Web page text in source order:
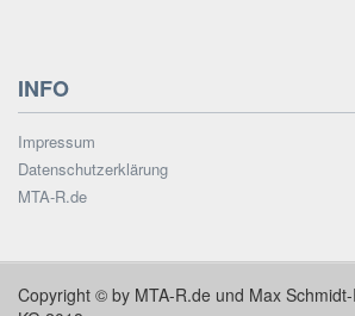
INFO
Impressum
Datenschutzerklärung
MTA-R.de
Copyright © by MTA-R.de und Max